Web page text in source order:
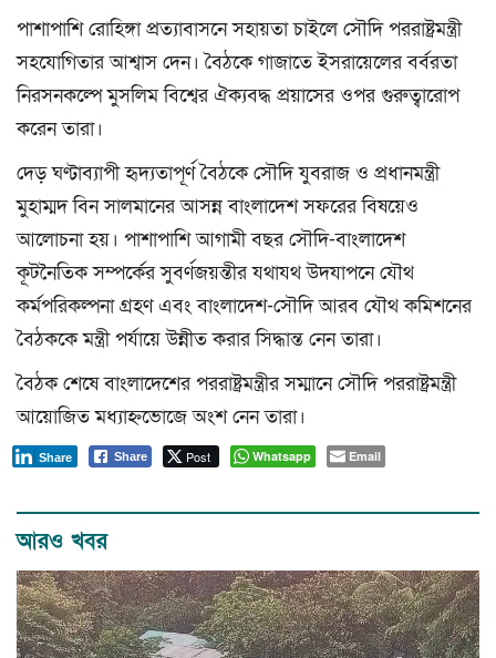
পাশাপাশি রোহিঙ্গা প্রত্যাবাসনে সহায়তা চাইলে সৌদি পররাষ্ট্রমন্ত্রী
সহযোগিতার আশ্বাস দেন। বৈঠকে গাজাতে ইসরায়েলের বর্বরতা
নিরসনকল্পে মুসলিম বিশ্বের ঐক্যবদ্ধ প্রয়াসের ওপর গুরুত্বারোপ
করেন তারা।
দেড় ঘণ্টাব্যাপী হৃদ্যতাপূর্ণ বৈঠকে সৌদি যুবরাজ ও প্রধানমন্ত্রী
মুহাম্মদ বিন সালমানের আসন্ন বাংলাদেশ সফরের বিষয়েও
আলোচনা হয়। পাশাপাশি আগামী বছর সৌদি-বাংলাদেশ
কূটনৈতিক সম্পর্কের সুবর্ণজয়ন্তীর যথাযথ উদযাপনে যৌথ
কর্মপরিকল্পনা গ্রহণ এবং বাংলাদেশ-সৌদি আরব যৌথ কমিশনের
বৈঠককে মন্ত্রী পর্যায়ে উন্নীত করার সিদ্ধান্ত নেন তারা।
বৈঠক শেষে বাংলাদেশের পররাষ্ট্রমন্ত্রীর সম্মানে সৌদি পররাষ্ট্রমন্ত্রী
আয়োজিত মধ্যাহ্নভোজে অংশ নেন তারা।
Share Post
Share Whatsapp Email
আরও খবর